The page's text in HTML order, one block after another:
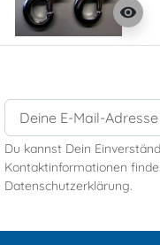
visibility
Du kannst Dein
Kontaktinformationen
Datenschutzerklärung.